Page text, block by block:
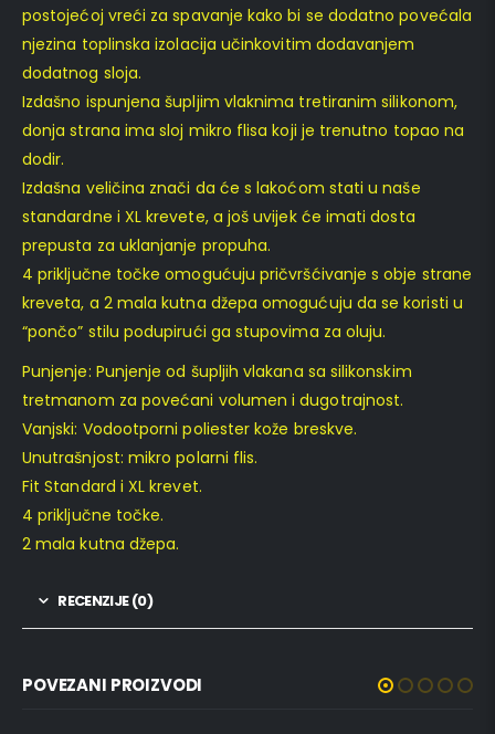
postojećoj vreći za spavanje kako bi se dodatno povećala
njezina toplinska izolacija učinkovitim dodavanjem
dodatnog sloja.
Izdašno ispunjena šupljim vlaknima tretiranim silikonom,
donja strana ima sloj mikro flisa koji je trenutno topao na
dodir.
Izdašna veličina znači da će s lakoćom stati u naše
standardne i XL krevete, a još uvijek će imati dosta
prepusta za uklanjanje propuha.
4 priključne točke omogućuju pričvršćivanje s obje strane
kreveta, a 2 mala kutna džepa omogućuju da se koristi u
“pončo” stilu podupirući ga stupovima za oluju.
Punjenje: Punjenje od šupljih vlakana sa silikonskim
tretmanom za povećani volumen i dugotrajnost.
Vanjski: Vodootporni poliester kože breskve.
Unutrašnjost: mikro polarni flis.
Fit Standard i XL krevet.
4 priključne točke.
2 mala kutna džepa.
RECENZIJE (0)
POVEZANI PROIZVODI